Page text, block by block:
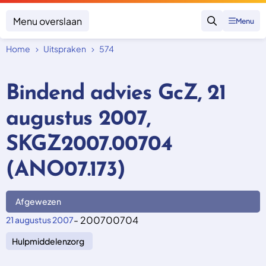
Menu overslaan
Zoeken
Menu
Onderwerpen
Zorgverzekering afsluiten
Zorgverzekering betalen
Vergoeding van zorg
Zorg in het buitenland
Nieuw in Nederland
Geen zorgverzekering
Focus en impact
Uitspraken
Trainingen
Over SKGZ
Nieuws
Vacatures
Home Uitspraken 574
Bindend advies GcZ, 21
augustus 2007,
SKGZ2007.00704
(ANO07.173)
Afgewezen
21 augustus 2007- 200700704
Hulpmiddelenzorg